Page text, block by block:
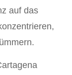
auf das